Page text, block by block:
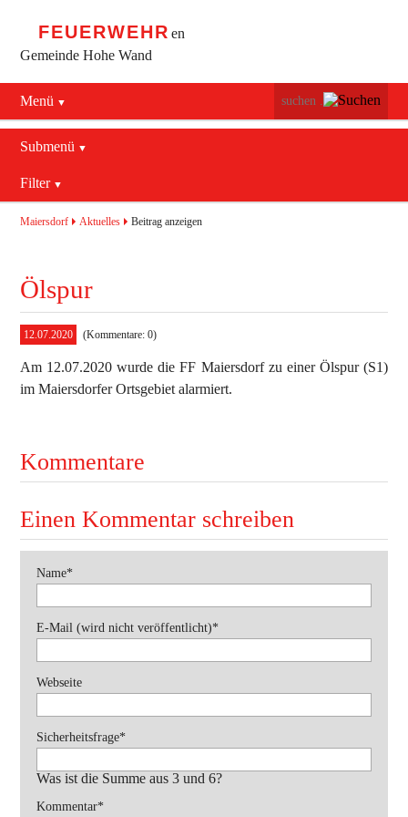
FEUERWEHR en
Gemeinde Hohe Wand
Menü
Navigation
überspringen
Netting
Submenü
überspringen
Aktuelles
Mannschaft
Ausrüstung
Blaulichtzentrum
Feuerwehrhaus (bis 2022)
Termine
Geschichte
Filter
2016
2018
2019
Aktuelles
Bewerbe
Einsätze
Jugend
Maiersdorf Aktuelles Beitrag anzeigen
Ölspur
12.07.2020 (Kommentare: 0)
Am 12.07.2020 wurde die FF Maiersdorf zu einer Ölspur (S1)
im Maiersdorfer Ortsgebiet alarmiert.
Kommentare
Einen Kommentar schreiben
Pflichtfeld
Name*
Pflichtfeld
E-Mail (wird nicht veröffentlicht)*
Webseite
Pflichtfeld
Sicherheitsfrage*
Was ist die Summe aus 3 und 6?
Pflichtfeld
Kommentar*